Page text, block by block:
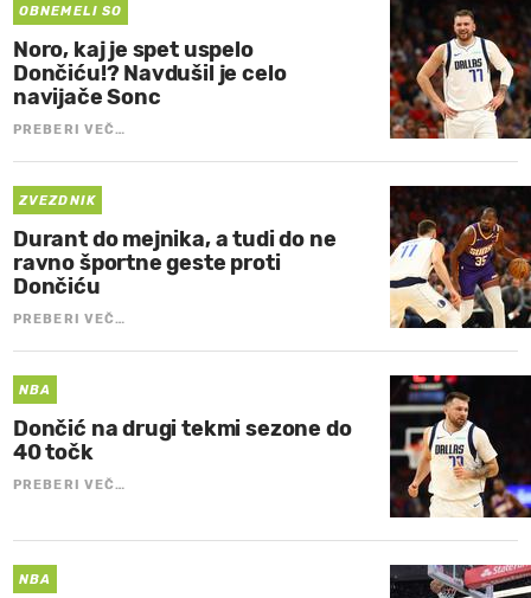
OBNEMELI SO
Noro, kaj je spet uspelo
Dončiću!? Navdušil je celo
navijače Sonc
PREBERI VEČ…
ZVEZDNIK
Durant do mejnika, a tudi do ne
ravno športne geste proti
Dončiću
PREBERI VEČ…
NBA
Dončić na drugi tekmi sezone do
40 točk
PREBERI VEČ…
NBA